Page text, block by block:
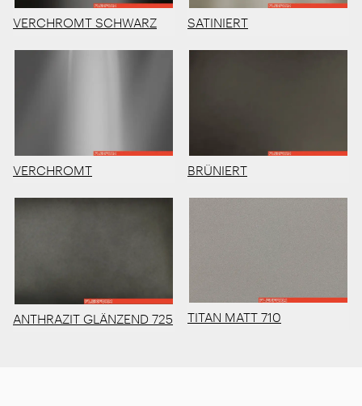
VERCHROMT SCHWARZ SATINIERT
VERCHROMT BRÜNIERT
ANTHRAZIT GLÄNZEND 725 TITAN MATT 710